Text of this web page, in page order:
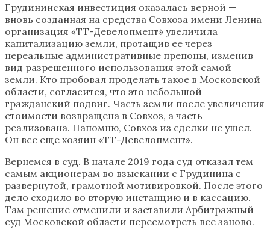
Грудининская инвестиция оказалась верной —
вновь созданная на средства Совхоза имени Ленина
организация «ТТ-Девелопмент» увеличила
капитализацию земли, протащив ее через
нереальные административные препоны, изменив
вид разрешенного использования этой самой
земли. Кто пробовал проделать такое в Московской
области, согласится, что это небольшой
гражданский подвиг. Часть земли после увеличения
стоимости возвращена в Совхоз, а часть
реализована. Напомню, Совхоз из сделки не ушел.
Он все еще хозяин «ТТ-Девелопмент».
Вернемся в суд. В начале 2019 года суд отказал тем
самым акционерам во взыскании с Грудинина с
развернутой, грамотной мотивировкой. После этого
дело сходило во вторую инстанцию и в кассацию.
Там решение отменили и заставили Арбитражный
суд Московской области пересмотреть все заново.